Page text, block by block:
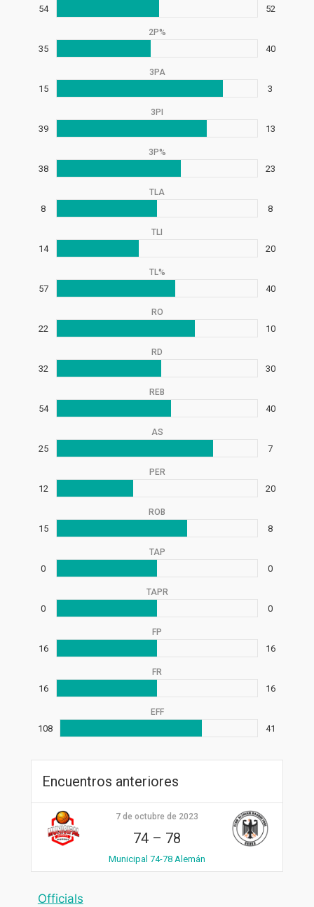
54 52
2P%
35 40
3PA
15 3
3PI
39 13
3P%
38 23
TLA
8 8
TLI
14 20
TL%
57 40
RO
22 10
RD
32 30
REB
54 40
AS
25 7
PER
12 20
ROB
15 8
TAP
0 0
TAPR
0 0
FP
16 16
FR
16 16
EFF
108 41
Encuentros anteriores
7 de octubre de 2023
74– 78
Municipal 74-78 Alemán
Officials